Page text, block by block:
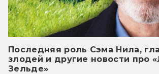
Последняя роль Сэма Нила,
злодей и другие новости про
Зельде»